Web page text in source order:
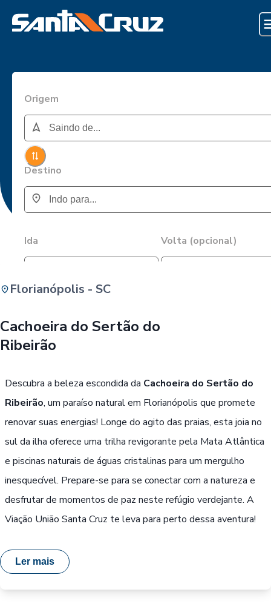
Origem
Destino
Ida Volta (opcional)
Florianópolis - SC
Cachoeira do Sertão do
Ribeirão
Descubra a beleza escondida da Cachoeira do Sertão do
Ribeirão, um paraíso natural em Florianópolis que promete
renovar suas energias! Longe do agito das praias, esta joia no
sul da ilha oferece uma trilha revigorante pela Mata Atlântica
e piscinas naturais de águas cristalinas para um mergulho
inesquecível. Prepare-se para se conectar com a natureza e
desfrutar de momentos de paz neste refúgio verdejante. A
Viação União Santa Cruz te leva para perto dessa aventura!
Ler mais